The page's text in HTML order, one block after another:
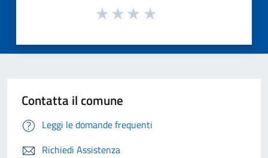
Contatta il comune
Leggi le domande frequenti
Richiedi Assistenza